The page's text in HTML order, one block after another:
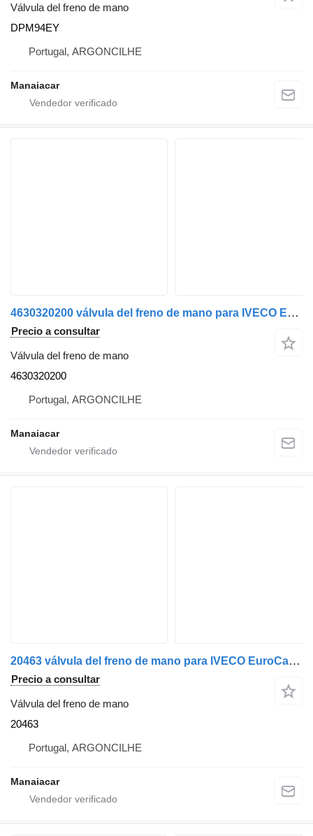
Válvula del freno de mano
DPM94EY
Portugal, ARGONCILHE
Manaiacar
4630320200 válvula del freno de mano para IVECO EuroCargo I-III | 91 - 15 camión
Precio a consultar
Válvula del freno de mano
4630320200
Portugal, ARGONCILHE
Manaiacar
20463 válvula del freno de mano para IVECO EuroCargo I-III | 91 - 15 camión
Precio a consultar
Válvula del freno de mano
20463
Portugal, ARGONCILHE
Manaiacar